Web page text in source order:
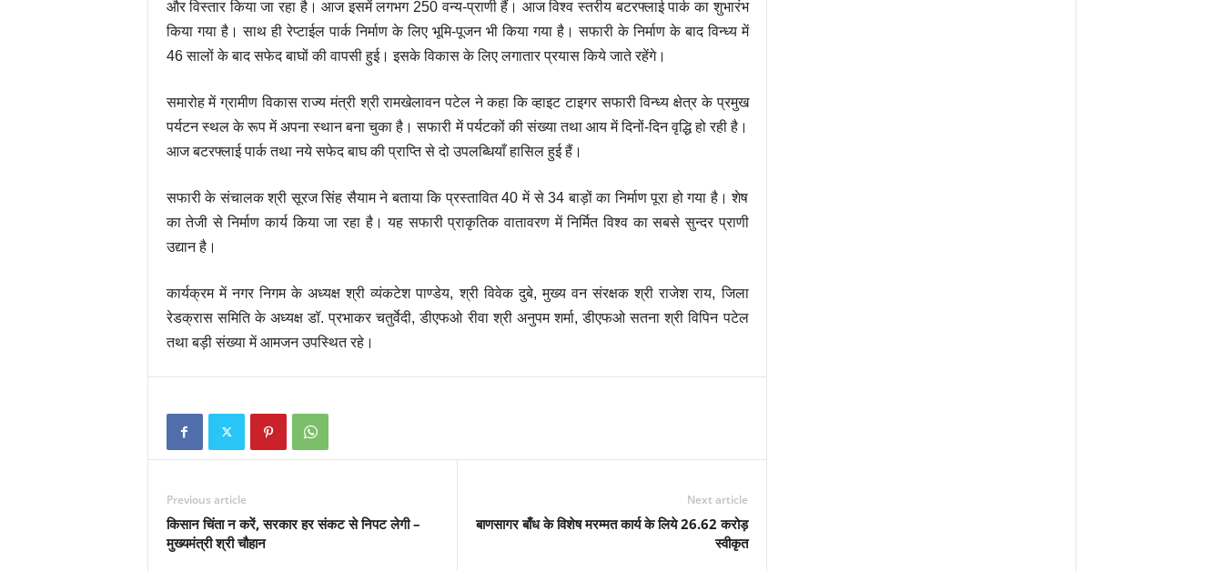
और विस्तार किया जा रहा है। आज इसमें लगभग 250 वन्य-प्राणी हैं। आज विश्व स्तरीय बटरफ्लाई पार्क का शुभारंभ
किया गया है। साथ ही रेप्टाईल पार्क निर्माण के लिए भूमि-पूजन भी किया गया है। सफारी के निर्माण के बाद विन्ध्य में
46 सालों के बाद सफेद बाघों की वापसी हुई। इसके विकास के लिए लगातार प्रयास किये जाते रहेंगे।
समारोह में ग्रामीण विकास राज्य मंत्री श्री रामखेलावन पटेल ने कहा कि व्हाइट टाइगर सफारी विन्ध्य क्षेत्र के प्रमुख
पर्यटन स्थल के रूप में अपना स्थान बना चुका है। सफारी में पर्यटकों की संख्या तथा आय में दिनों-दिन वृद्धि हो रही है।
आज बटरफ्लाई पार्क तथा नये सफेद बाघ की प्राप्ति से दो उपलब्धियाँ हासिल हुई हैं।
सफारी के संचालक श्री सूरज सिंह सैयाम ने बताया कि प्रस्तावित 40 में से 34 बाड़ों का निर्माण पूरा हो गया है। शेष
का तेजी से निर्माण कार्य किया जा रहा है। यह सफारी प्राकृतिक वातावरण में निर्मित विश्व का सबसे सुन्दर प्राणी
उद्यान है।
कार्यक्रम में नगर निगम के अध्यक्ष श्री व्यंकटेश पाण्डेय, श्री विवेक दुबे, मुख्य वन संरक्षक श्री राजेश राय, जिला
रेडक्रास समिति के अध्यक्ष डॉ. प्रभाकर चतुर्वेदी, डीएफओ रीवा श्री अनुपम शर्मा, डीएफओ सतना श्री विपिन पटेल
तथा बड़ी संख्या में आमजन उपस्थित रहे।
Previous article
किसान चिंता न करें, सरकार हर संकट से निपट लेगी –
मुख्यमंत्री श्री चौहान
Next article
बाणसागर बाँध के विशेष मरम्मत कार्य के लिये 26.62 करोड़
स्वीकृत